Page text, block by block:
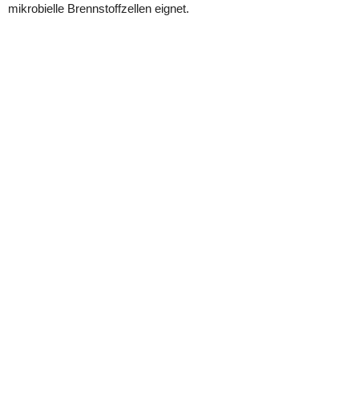
mikrobielle Brennstoffzellen eignet.